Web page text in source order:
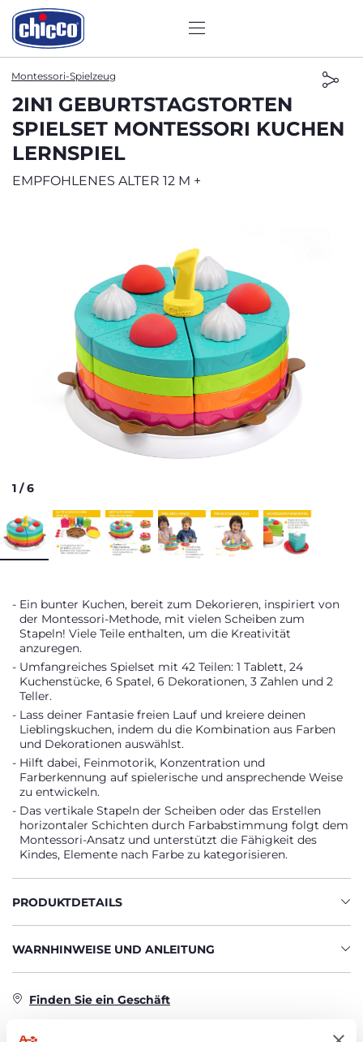
Montessori-Spielzeug
2IN1 GEBURTSTAGSTORTEN
SPIELSET MONTESSORI KUCHEN
LERNSPIEL
EMPFOHLENES ALTER 12 M +
1 /6
Ein bunter Kuchen, bereit zum Dekorieren, inspiriert von
der Montessori-Methode, mit vielen Scheiben zum
Stapeln! Viele Teile enthalten, um die Kreativität
anzuregen.
Umfangreiches Spielset mit 42 Teilen: 1 Tablett, 24
Kuchenstücke, 6 Spatel, 6 Dekorationen, 3 Zahlen und 2
Teller.
Lass deiner Fantasie freien Lauf und kreiere deinen
Lieblingskuchen, indem du die Kombination aus Farben
und Dekorationen auswählst.
Hilft dabei, Feinmotorik, Konzentration und
Farberkennung auf spielerische und ansprechende Weise
zu entwickeln.
Das vertikale Stapeln der Scheiben oder das Erstellen
horizontaler Schichten durch Farbabstimmung folgt dem
Montessori-Ansatz und unterstützt die Fähigkeit des
Kindes, Elemente nach Farbe zu kategorisieren.
PRODUKTDETAILS
WARNHINWEISE UND ANLEITUNG
Finden Sie ein Geschäft